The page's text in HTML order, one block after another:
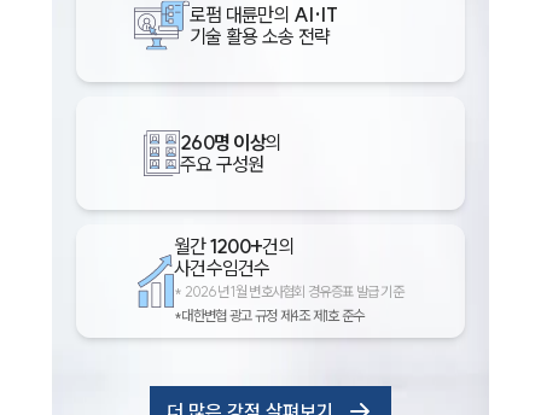
로펌 대륜만의 AI·IT
기술 활용 소송 전략
260명 이상의
주요 구성원
월간1200+건의
사건수임건수
* 2026년 1월 변호사협회 경유증표 발급 기준
*대한변협 광고 규정 제4조 제1호 준수